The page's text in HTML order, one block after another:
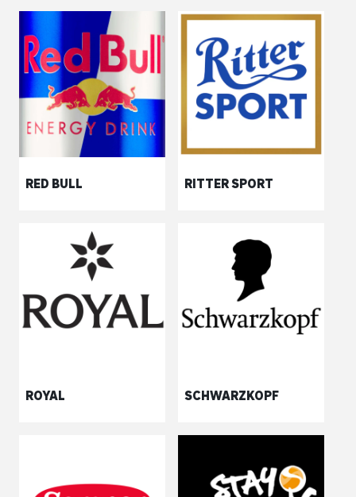
RED BULL RITTER SPORT
ROYAL SCHWARZKOPF